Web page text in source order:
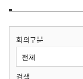
보
회의구분
검색